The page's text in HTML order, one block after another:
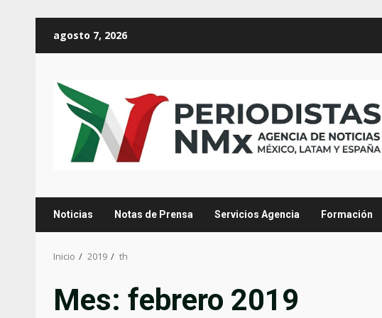
agosto 7, 2026
Noticias Notas de Prensa Servicios Agencia Formación
Inicio 2019 th
Mes: febrero 2019